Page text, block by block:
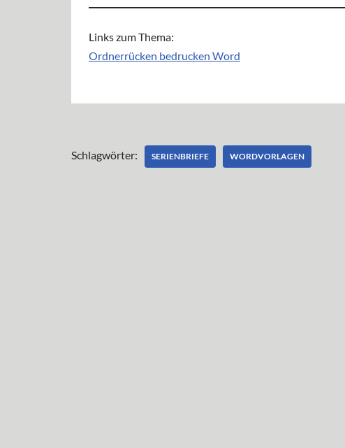
Links zum Thema:
Ordnerrücken bedrucken Word
Schlagwörter: SERIENBRIEFE WORDVORLAGEN